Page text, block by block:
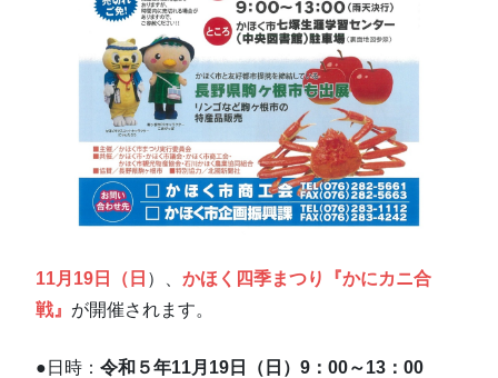
11月19日（日 ）、 かほく四季まつり『かにカニ合
戦』 が開催されます。
●日時： 令和５年11月19日（日）9：00～13：00